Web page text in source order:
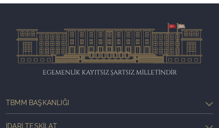
EGEMENLİK KAYITSIZ ŞARTSIZ MİLLETİNDİR
TBMM BAŞKANLIĞI
İDARI TEŞKILAT